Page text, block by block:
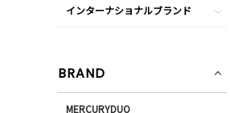
インターナショナルブランド
BRAND
MERCURYDUO